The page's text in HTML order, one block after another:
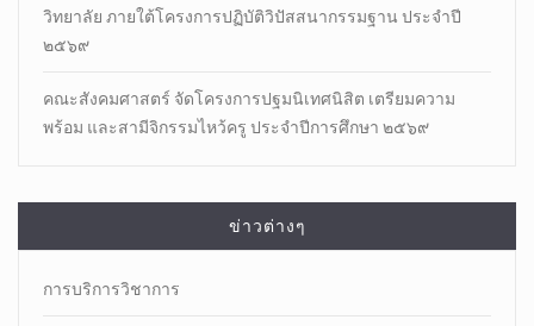
วิทยาลัย ภายใต้โครงการปฏิบัติวิปัสสนากรรมฐาน ประจำปี
๒๕๖๙
คณะสังคมศาสตร์ จัดโครงการปฐมนิเทศนิสิต เตรียมความ
พร้อม และสามีจิกรรมไหว้ครู ประจำปีการศึกษา ๒๕๖๙
ข่าวต่างๆ
การบริการวิชาการ